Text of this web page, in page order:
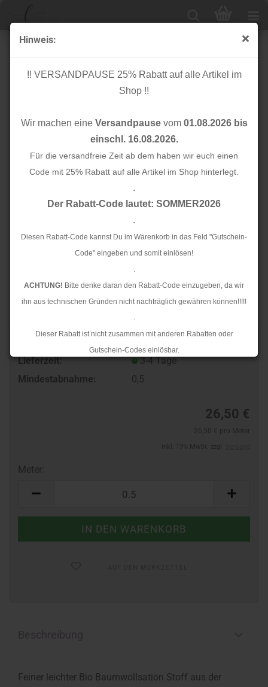
Hinweis:
!! VERSANDPAUSE 25% Rabatt auf alle Artikel im
Shop !!
Wir machen eine Versandpausevom 01.08.2026 bis
einschl. 16.08.2026.
Für die versandfreie Zeit ab dem haben wir euch einen
Code mit 25% Rabatt auf alle Artikel im Shop hinterlegt.
.
Der Rabatt-Code lautet: SOMMER2026
.
Diesen Rabatt-Code kannst Du im Warenkorb in das Feld "Gutschein-
Code" eingeben und somit einlösen!
.
ACHTUNG! Bitte denke daran den Rabatt-Code einzugeben, da wir
ihn aus technischen Gründen nicht nachträglich gewähren können!!!!!
.
Dieser Rabatt ist nicht zusammen mit anderen Rabatten oder
Gutschein-Codes einlösbar.
.
Ab dem 17.08.2026 versenden wir wieder wie gewohnt. Aufgrund des
Bio Baumwoll Satin - Blossom - Wildflower - Cloud9
Fabrics
Lieferzeit:
3-4 Tage
Mindestabnahme:
0,5
26,50 €
Meter:
Feiner leichter Bio Baumwollsation Stoff aus der